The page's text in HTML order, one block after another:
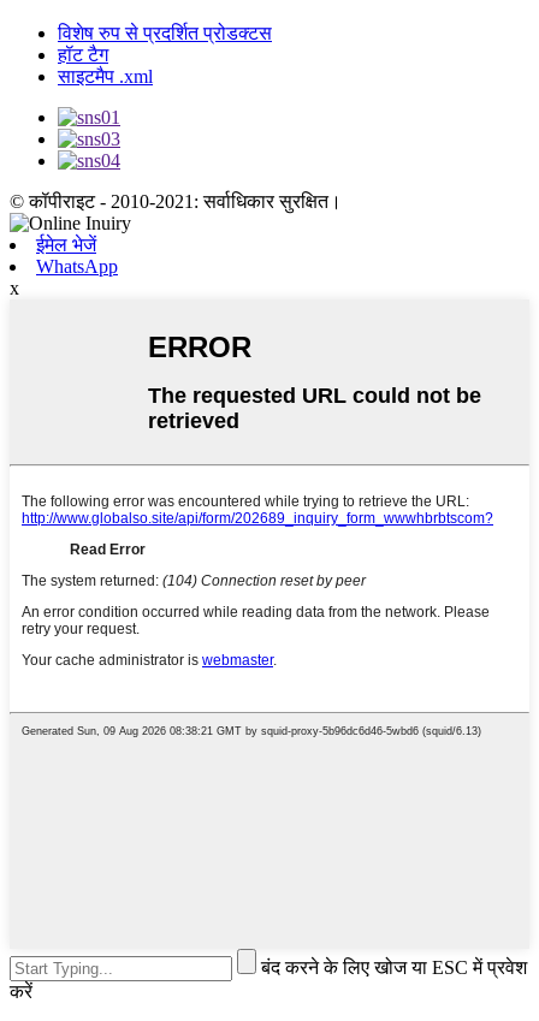
विशेष रुप से प्रदर्शित प्रोडक्टस
हॉट टैग
साइटमैप .xml
© कॉपीराइट - 2010-2021: सर्वाधिकार सुरक्षित।
ईमेल भेजें
WhatsApp
x
बंद करने के लिए खोज या ESC में प्रवेश
करें